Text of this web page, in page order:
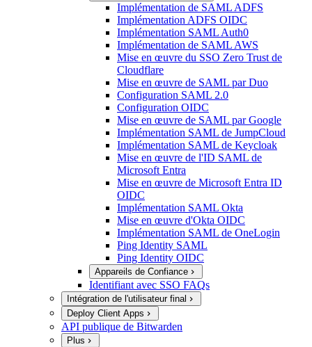
Implémentation de SAML ADFS
Implémentation ADFS OIDC
Implémentation SAML Auth0
Implémentation de SAML AWS
Mise en œuvre du SSO Zero Trust de
Cloudflare
Mise en œuvre de SAML par Duo
Configuration SAML 2.0
Configuration OIDC
Mise en œuvre de SAML par Google
Implémentation SAML de JumpCloud
Implémentation SAML de Keycloak
Mise en œuvre de l'ID SAML de
Microsoft Entra
Mise en œuvre de Microsoft Entra ID
OIDC
Implémentation SAML Okta
Mise en œuvre d'Okta OIDC
Implémentation SAML de OneLogin
Ping Identity SAML
Ping Identity OIDC
Appareils de Confiance
Identifiant avec SSO FAQs
Intégration de l'utilisateur final
Deploy Client Apps
API publique de Bitwarden
Plus